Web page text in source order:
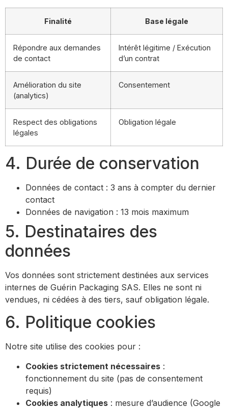
Finalité Base légale
Répondre aux demandes
de contact
Intérêt légitime / Exécution
d’un contrat
Amélioration du site
(analytics)
Consentement
Respect des obligations
légales
Obligation légale
4. Durée de conservation
Données de contact : 3 ans à compter du dernier
contact
Données de navigation : 13 mois maximum
5. Destinataires des
données
Vos données sont strictement destinées aux services
internes de Guérin Packaging SAS. Elles ne sont ni
vendues, ni cédées à des tiers, sauf obligation légale.
6. Politique cookies
Notre site utilise des cookies pour :
Cookies strictement nécessaires :
fonctionnement du site (pas de consentement
requis)
Cookies analytiques : mesure d’audience (Google